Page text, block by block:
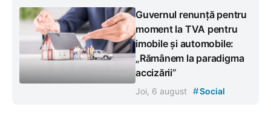
Guvernul renunță pentru
moment la TVA pentru
imobile și automobile:
„Rămânem la paradigma
accizării”
Joi, 6 august #Social